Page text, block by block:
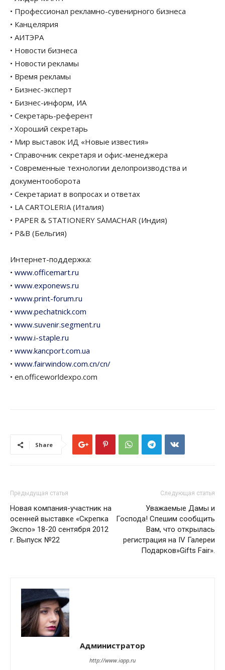
• Профессионал рекламно-сувенирного бизнеса
• Канцелярия
• АИТЭРА
• Новости бизнеса
• Новости рекламы
• Время рекламы
• Бизнес-эксперт
• Бизнес-информ, ИА
• Секретарь-референт
• Хороший секретарь
• Мир выставок ИД «Новые известия»
• Справочник секретаря и офис-менеджера
• Современные технологии делопроизводства и
документооборота
• Секретариат в вопросах и ответах
• LA CARTOLERIA (Италия)
• PAPER & STATIONERY SAMACHAR (Индия)
• P&B (Бельгия)
Интернет-поддержка:
• www.officemart.ru
• www.exponews.ru
• www.print-forum.ru
• www.pechatnick.com
• www.suvenir.segment.ru
• www.i-staple.ru
• www.kancport.com.ua
• www.fairwindow.com.cn/cn/
• en.officeworldexpo.com
Share
Предыдущая статья
Новая компания-участник на
осенней выставке «Скрепка
Экспо» 18-20 сентября 2012
г. Выпуск №22
Следующая статья
Уважаемые Дамы и
Господа! Спешим сообщить
Вам, что открылась
регистрация на IV Галереи
Подарков»Gifts Fair».
Администратор
http://www.iapp.ru